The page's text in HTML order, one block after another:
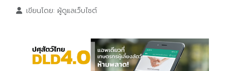
เขียนโดย: ผู้ดูแลเว็บไซต์